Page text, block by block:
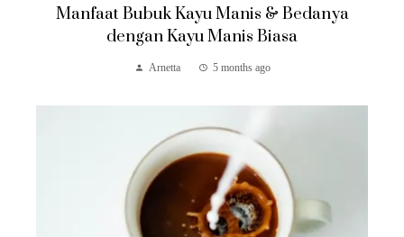
Manfaat Bubuk Kayu Manis & Bedanya
dengan Kayu Manis Biasa
Arnetta 5 months ago